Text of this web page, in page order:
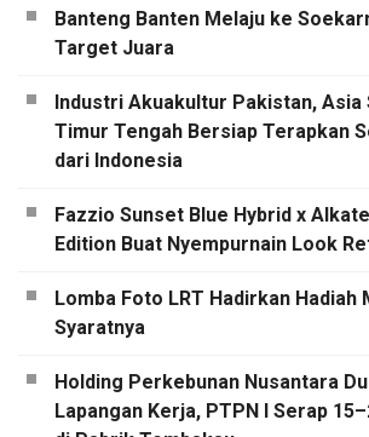
Banteng Banten Melaju ke
Target Juara
Industri Akuakultur Pakistan, Asia
Timur Tengah Bersiap Terapkan
dari Indonesia
Fazzio Sunset Blue Hybrid x
Edition Buat Nyempurnain Look
Lomba Foto LRT Hadirkan Hadiah
Syaratnya
Holding Perkebunan Nusantara
Lapangan Kerja, PTPN I Serap